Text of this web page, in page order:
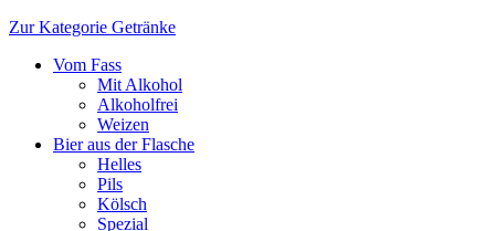
Zur Kategorie Getränke
Vom Fass
Mit Alkohol
Alkoholfrei
Weizen
Bier aus der Flasche
Helles
Pils
Kölsch
Spezial